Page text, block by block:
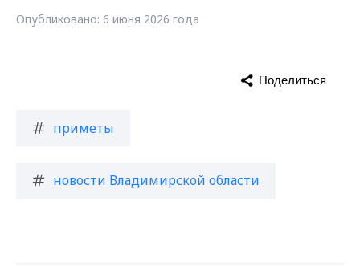
Опубликовано: 6 июня 2026 года
приметы
новости Владимирской области
Поделиться